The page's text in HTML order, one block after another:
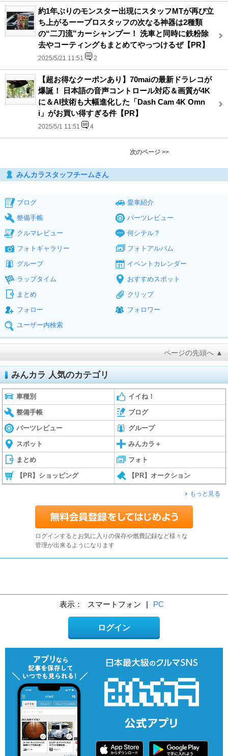
約1年ぶりのモンスター出現にスタッフMTが再び立
ち上がるーープロスタッフの次なる神器は2種類
の“二刀流”カーシャンプー！ 洗車と同時に鉄粉除
去やコーティングもまとめてやっつけるぜ【PR】
2025/5/21 11:51 2
【超お得なクーポンあり】70maiの最新ドラレコが
爆誕！ 日本語の音声コントロール対応＆画質が4K
に＆AI技術も大幅進化した「Dash Cam 4K Omn
i」がお買い得すぎる件【PR】
2025/5/1 11:51 4
次のページ >>
みんカラスタッフチームさん
ブログ
愛車紹介
整備手帳
パーツレビュー
クルマレビュー
何シテル？
フォトギャラリー
フォトアルバム
グループ
イベントカレンダー
ラップタイム
おすすめスポット
まとめ
クリップ
フォロー
フォロワー
ユーザー内検索
ページの先頭へ ▲
みんカラ 人気のカテゴリ
車種別 イイね！
整備手帳 ブログ
パーツレビュー グループ
スポット みんカラ＋
まとめ フォト
【PR】ショッピング 【PR】オークション
もっと見る
ログインするとお気に入りの保存や燃費記録など様々な
管理が出来るようになります
表示： スマートフォン | PC
ログイン